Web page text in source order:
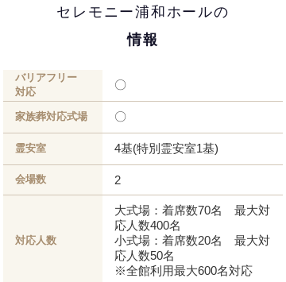
セレモニー浦和ホールの
情報
バリアフリー
対応
〇
家族葬対応式場 〇
霊安室 4基(特別霊安室1基)
会場数 2
対応人数
大式場：着席数70名 最大対
応人数400名
小式場：着席数20名 最大対
応人数50名
※全館利用最大600名対応